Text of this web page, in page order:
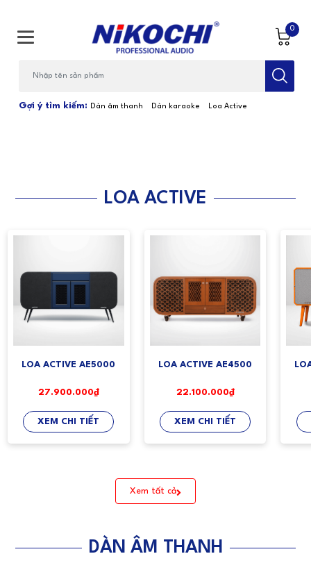
Gợi ý tìm kiếm: Dàn âm thanh Dàn karaoke Loa Active
0
LOA ACTIVE
LOA ACTIVE AE5000
27.900.000₫
XEM CHI TIẾT
LOA ACTIVE AE4500
22.100.000₫
XEM CHI TIẾT
Xem tất cả
DÀN ÂM THANH